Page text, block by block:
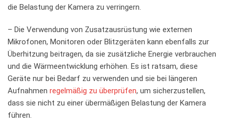
die ‍Belastung der Kamera zu verringern.
– Die ‍Verwendung von⁤ Zusatzausrüstung‌ wie externen
Mikrofonen, Monitoren​ oder⁤ Blitzgeräten ⁢kann ebenfalls zur‌
Überhitzung‍ beitragen, da‌ sie ⁣zusätzliche ⁢Energie ‍verbrauchen
und⁣ die Wärmeentwicklung erhöhen. Es ist ⁣ratsam, diese
Geräte nur⁤ bei ⁢Bedarf​ zu verwenden ⁢und ‌sie bei ⁣längeren
Aufnahmen ​ regelmäßig zu überprüfen,‍ um sicherzustellen,
⁤dass‍ sie nicht zu einer ‌übermäßigen⁢ Belastung der Kamera
führen.